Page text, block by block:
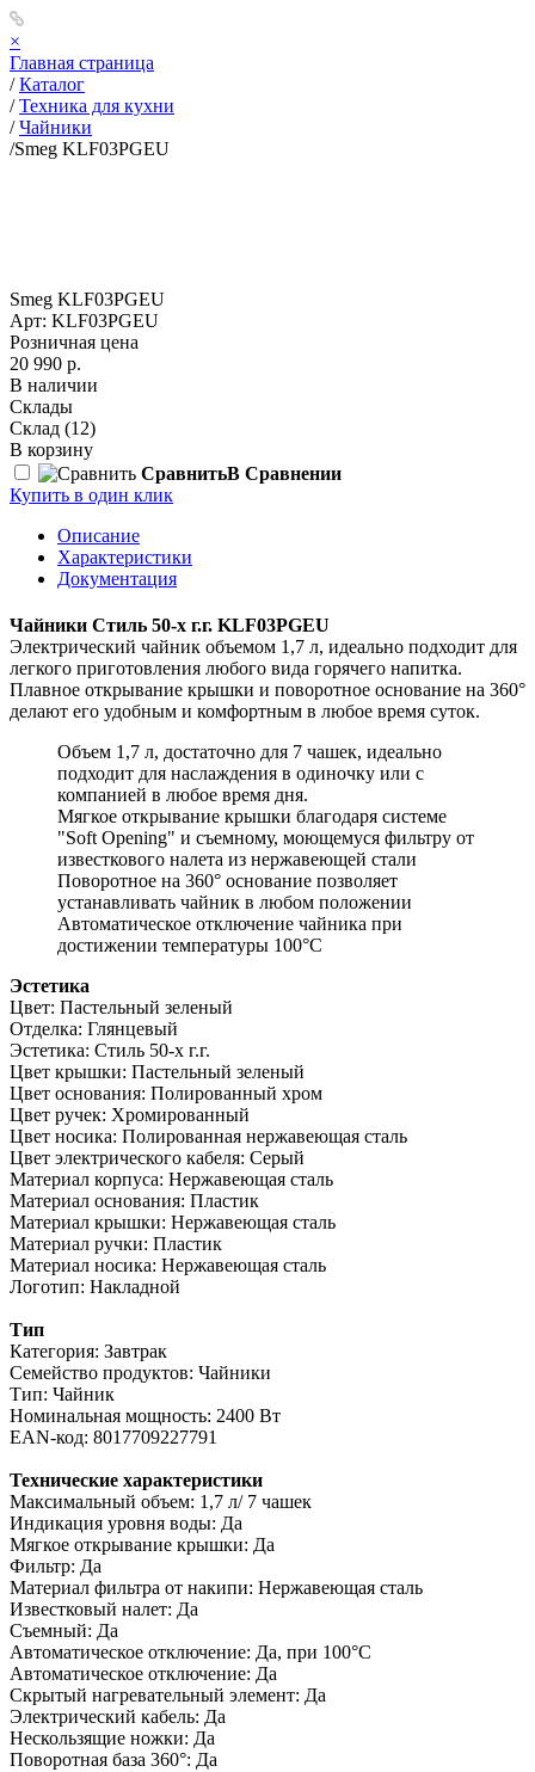
×
Главная страница
/ Каталог
/ Техника для кухни
/ Чайники
/Smeg KLF03PGEU
Smeg KLF03PGEU
Арт: KLF03PGEU
Розничная цена
20 990 р.
В наличии
Склады
Склад (12)
В корзину
СравнитьВ Сравнении
Купить в один клик
Описание
Характеристики
Документация
Чайники Стиль 50-х г.г. KLF03PGEU
Электрический чайник объемом 1,7 л, идеально подходит для
легкого приготовления любого вида горячего напитка.
Плавное открывание крышки и поворотное основание на 360°
делают его удобным и комфортным в любое время суток.
Объем 1,7 л, достаточно для 7 чашек, идеально
подходит для наслаждения в одиночку или с
компанией в любое время дня.
Мягкое открывание крышки благодаря системе
"Soft Opening" и съемному, моющемуся фильтру от
известкового налета из нержавеющей стали
Поворотное на 360° основание позволяет
устанавливать чайник в любом положении
Автоматическое отключение чайника при
достижении температуры 100°C
Эстетика
Цвет: Пастельный зеленый
Отделка: Глянцевый
Эстетика: Стиль 50-х г.г.
Цвет крышки: Пастельный зеленый
Цвет основания: Полированный хром
Цвет ручек: Хромированный
Цвет носика: Полированная нержавеющая сталь
Цвет электрического кабеля: Серый
Материал корпуса: Нержавеющая сталь
Материал основания: Пластик
Материал крышки: Нержавеющая сталь
Материал ручки: Пластик
Материал носика: Нержавеющая сталь
Логотип: Накладной
Тип
Категория: Завтрак
Семейство продуктов: Чайники
Тип: Чайник
Номинальная мощность: 2400 Вт
EAN-код: 8017709227791
Технические характеристики
Максимальный объем: 1,7 л/ 7 чашек
Индикация уровня воды: Да
Мягкое открывание крышки: Да
Фильтр: Да
Материал фильтра от накипи: Нержавеющая сталь
Известковый налет: Да
Съемный: Да
Автоматическое отключение: Да, при 100°C
Автоматическое отключение: Да
Скрытый нагревательный элемент: Да
Электрический кабель: Да
Нескользящие ножки: Да
Поворотная база 360°: Да